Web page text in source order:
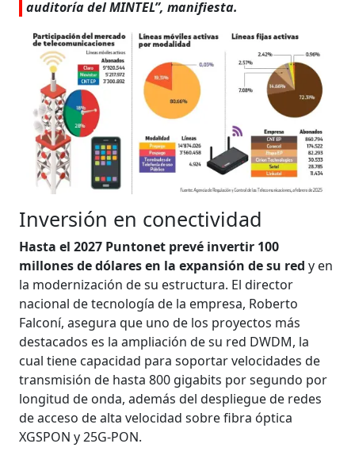
auditoría del MINTEL”, manifiesta.
Inversión en conectividad
Hasta el 2027 Puntonet prevé invertir 100
millones de dólares en la expansión de su red y en
la modernización de su estructura. El director
nacional de tecnología de la empresa, Roberto
Falconí, asegura que uno de los proyectos más
destaca­dos es la ampliación de su red DWDM, la
cual tiene capacidad para soportar ve­locidades de
transmisión de hasta 800 gigabits por segundo por
longitud de onda, además del despliegue de redes
de acceso de alta velocidad sobre fibra óptica
XGSPON y 25G-PON.